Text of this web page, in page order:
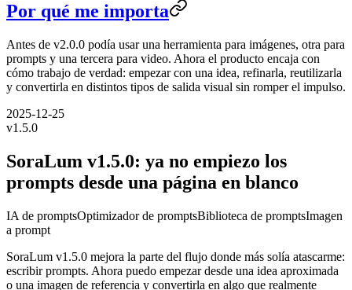
Por qué me importa
Antes de v2.0.0 podía usar una herramienta para imágenes, otra para
prompts y una tercera para video. Ahora el producto encaja con
cómo trabajo de verdad: empezar con una idea, refinarla, reutilizarla
y convertirla en distintos tipos de salida visual sin romper el impulso.
2025-12-25
v1.5.0
SoraLum v1.5.0: ya no empiezo los
prompts desde una página en blanco
IA de promptsOptimizador de promptsBiblioteca de promptsImagen
a prompt
SoraLum v1.5.0 mejora la parte del flujo donde más solía atascarme:
escribir prompts. Ahora puedo empezar desde una idea aproximada
o una imagen de referencia y convertirla en algo que realmente